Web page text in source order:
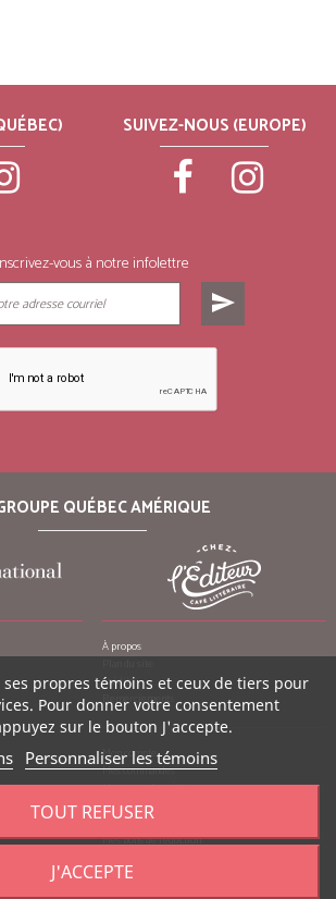
SUIVEZ-NOUS (EUROPE)
vous à notre infolettre
send
QUÉBEC AMÉRIQUE
À propos
Crédits
Remerciements
Mon compte
Mes commandes
Mes notes de crédit
Mes adresses
Mes informations personnelles
Mes bons de réduction
propres témoins et ceux de tiers pour
Pour donner votre consentement
sur le bouton J'accepte.
Personnaliser les témoins
TOUT REFUSER
J'ACCEPTE
Québec Amérique, tous droits réservés